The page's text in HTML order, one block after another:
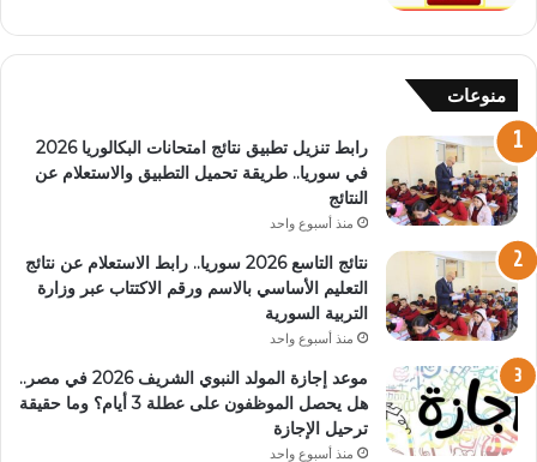
منوعات
رابط تنزيل تطبيق نتائج امتحانات البكالوريا 2026
في سوريا.. طريقة تحميل التطبيق والاستعلام عن
النتائج
منذ أسبوع واحد
نتائج التاسع 2026 سوريا.. رابط الاستعلام عن نتائج
التعليم الأساسي بالاسم ورقم الاكتتاب عبر وزارة
التربية السورية
منذ أسبوع واحد
موعد إجازة المولد النبوي الشريف 2026 في مصر..
هل يحصل الموظفون على عطلة 3 أيام؟ وما حقيقة
ترحيل الإجازة
منذ أسبوع واحد